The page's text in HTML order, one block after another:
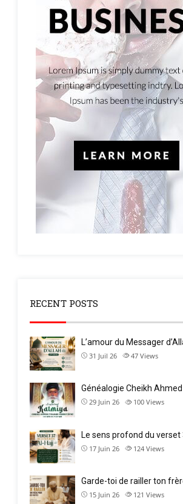
RECENT POSTS
31 Juil 26 47 Views
Généalogie Cheikh
29 Juin 26 100 Views
Le sens profond du verset
17 Juin 26 124 Views
Garde-toi de railler ton
15 Juin 26 121 Views